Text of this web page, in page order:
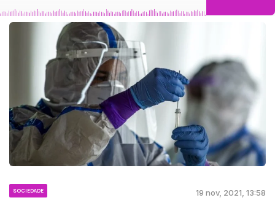
SOCIEDADE 19 nov, 2021, 13:58